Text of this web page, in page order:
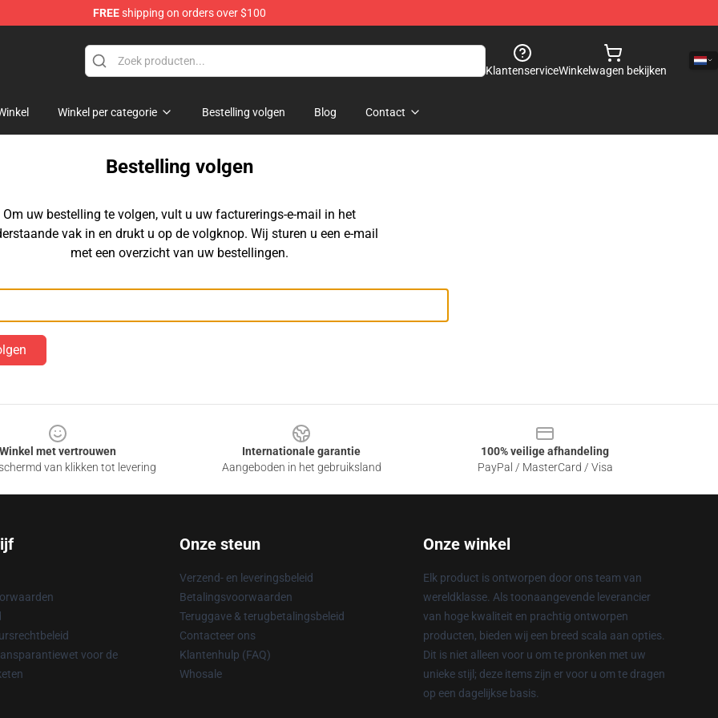
FREEshipping on orders over $100
KlantenserviceWinkelwagen bekijken
Winkel per categorie Bestelling volgen Blog Contact
Bestelling volgen
Om uw bestelling te volgen, vult u uw facturerings-e-mail in het
vak in en drukt u op de volgknop. Wij sturen u een e-mail
met een overzicht van uw bestellingen.
Winkel met vertrouwen
van klikken tot levering
Internationale garantie
Aangeboden in het gebruiksland
100% veilige afhandeling
PayPal / MasterCard / Visa
voor de
Onze steun
Verzend- en leveringsbeleid
Betalingsvoorwaarden
Teruggave & terugbetalingsbeleid
Contacteer ons
Klantenhulp (FAQ)
Whosale
Onze winkel
Elk product is ontworpen door ons team van
wereldklasse. Als toonaangevende leverancier
van hoge kwaliteit en prachtig ontworpen
producten, bieden wij een breed scala aan opties.
Dit is niet alleen voor u om te pronken met uw
unieke stijl; deze items zijn er voor u om te dragen
op een dagelijkse basis.